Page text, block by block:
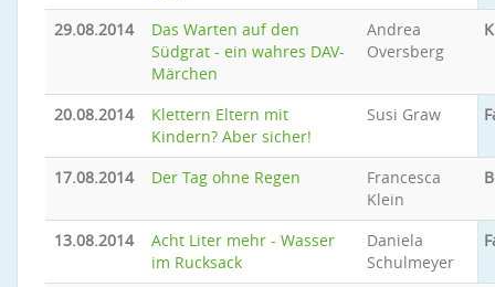
29.08.2014
Das Warten auf den
Südgrat - ein wahres DAV-
Märchen
Andrea
Oversberg
20.08.2014
Klettern Eltern mit
Kindern? Aber sicher!
Susi Graw
17.08.2014 Der Tag ohne Regen
Francesca
Klein
13.08.2014
Acht Liter mehr - Wasser
im Rucksack
Daniela
Schulmeyer